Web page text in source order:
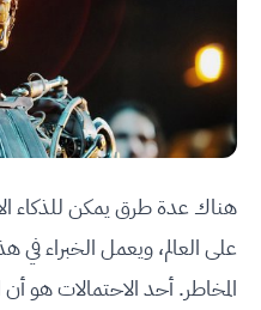
هناك عدة طرق يمكن للذكاء
على العالم، ويعمل الخبراء
المخاطر. أحد الاحتمالات هو